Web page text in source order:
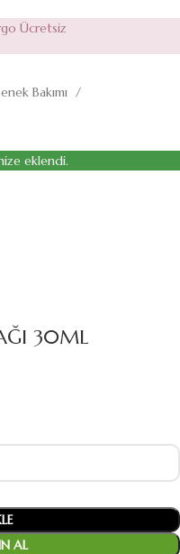
Ücretsiz
Bakımı
eklendi.
30ML
AL